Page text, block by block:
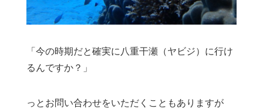
「今の時期だと確実に八重干瀬（ヤビジ）に行け
るんですか？」
っとお問い合わせをいただくこともありますが